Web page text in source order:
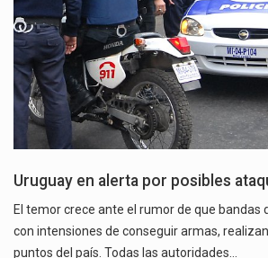
Uruguay en alerta por posibles
El temor crece ante el rumor de que bandas
con intensiones de conseguir armas,
puntos del país. Todas las autoridades…